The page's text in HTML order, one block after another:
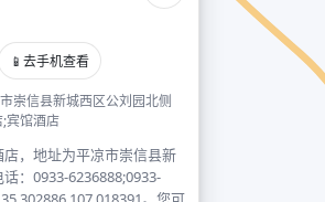
📱 去手机查看
崇信县新城西区公刘园北侧
宾馆酒店
，地址为平凉市崇信县新
：0933-6236888;0933-